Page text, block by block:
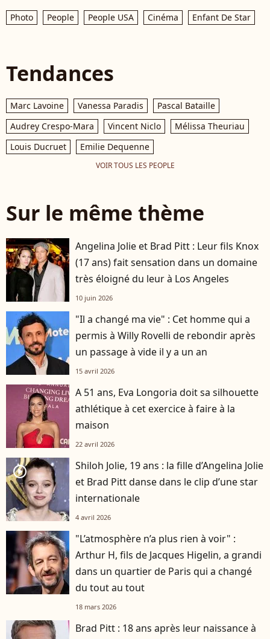
Photo People People USA Cinéma Enfant De Star
Tendances
Marc Lavoine Vanessa Paradis
Pascal Bataille
Audrey Crespo-Mara
Vincent Niclo
Mélissa Theuriau
Louis Ducruet
Emilie Dequenne
VOIR TOUS LES PEOPLE
Sur le même thème
Angelina Jolie et Brad Pitt : Leur fils Knox
(17 ans) fait sensation dans un domaine
très éloigné du leur à Los Angeles
10 juin 2026
"Il a changé ma vie" : Cet homme qui a
permis à Willy Rovelli de rebondir après
un passage à vide il y a un an
15 avril 2026
A 51 ans, Eva Longoria doit sa silhouette
athlétique à cet exercice à faire à la
maison
22 avril 2026
player2
Shiloh Jolie, 19 ans : la fille d’Angelina Jolie
et Brad Pitt danse dans le clip d’une star
internationale
4 avril 2026
"L’atmosphère n’a plus rien à voir" :
Arthur H, fils de Jacques Higelin, a grandi
dans un quartier de Paris qui a changé
du tout au tout
18 mars 2026
Brad Pitt : 18 ans après leur naissance à